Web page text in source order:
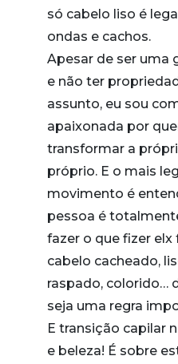
só cabelo liso é
ondas e cachos.
Apesar de ser uma
e não ter
assunto, eu sou
apaixonada por
transformar a
próprio. E o mais
movimento é
pessoa é
fazer o que fizer elx
cabelo cacheado,
raspado, colorido…
seja uma regra
E transição capilar
e beleza! É sobre